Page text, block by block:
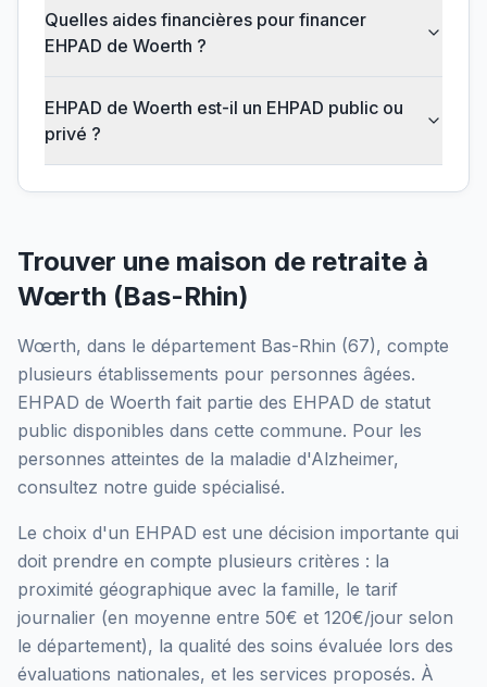
Quelles aides financières pour financer
EHPAD de Woerth ?
EHPAD de Woerth est-il un EHPAD public ou
privé ?
Trouver une maison de retraite à
Wœrth (Bas-Rhin)
Wœrth, dans le département Bas-Rhin (67), compte
plusieurs établissements pour personnes âgées.
EHPAD de Woerth fait partie des EHPAD de statut
public disponibles dans cette commune. Pour les
personnes atteintes de la maladie d'Alzheimer,
consultez notre guide spécialisé.
Le choix d'un EHPAD est une décision importante qui
doit prendre en compte plusieurs critères : la
proximité géographique avec la famille, le tarif
journalier (en moyenne entre 50€ et 120€/jour selon
le département), la qualité des soins évaluée lors des
évaluations nationales, et les services proposés. À